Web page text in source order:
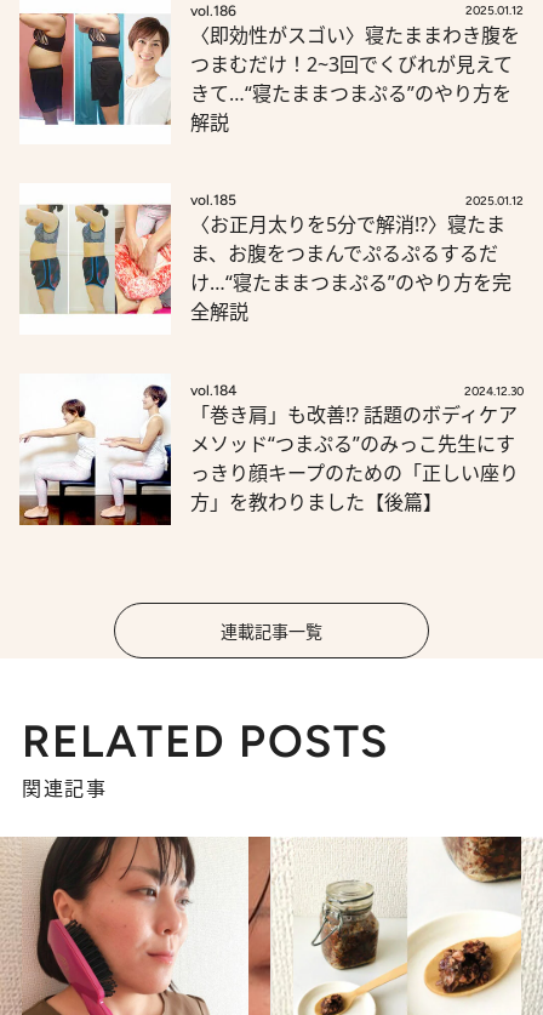
vol.186 2025.01.12
〈即効性がスゴい〉寝たままわき腹を
つまむだけ！2~3回でくびれが見えて
きて…“寝たままつまぷる”のやり方を
解説
vol.185 2025.01.12
〈お正月太りを5分で解消!?〉寝たま
ま、お腹をつまんでぷるぷるするだ
け…“寝たままつまぷる”のやり方を完
全解説
vol.184 2024.12.30
「巻き肩」も改善!? 話題のボディケア
メソッド“つまぷる”のみっこ先生にす
っきり顔キープのための「正しい座り
方」を教わりました【後篇】
連載記事一覧
RELATED POSTS
関連記事